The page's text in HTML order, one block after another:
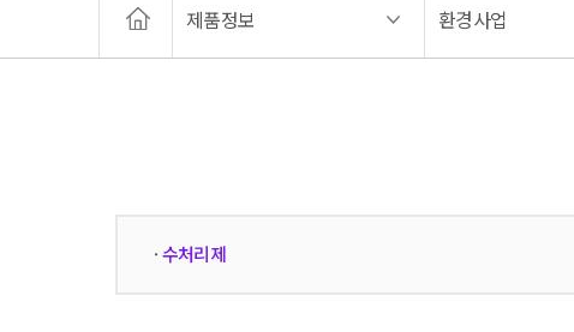
제품정보 환경사업
·수처리제